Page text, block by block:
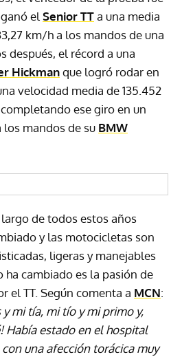
el Senior TTa una media
km/h a los mandos de una
después, el récord a una
Hickmanque logró rodar en
velocidad media de 135.452
completando ese giro en un
los mandos de su BMW
de todos estos años
y las motocicletas son
ligeras y manejables
ha cambiado es la pasión de
el TT. Según comenta a MCN:
y mi tía, mi tío y mi primo y,
Había estado en el hospital
una afección torácica muy